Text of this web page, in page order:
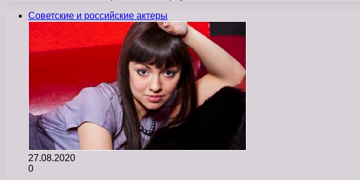
Советские и российские актеры
27.08.2020
0